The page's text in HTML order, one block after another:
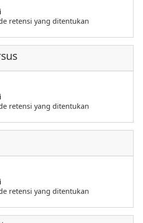
retensi yang ditentukan
retensi yang ditentukan
retensi yang ditentukan